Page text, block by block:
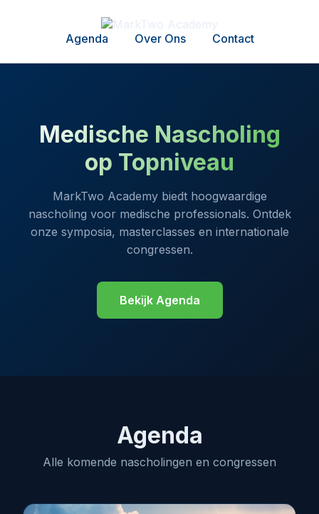
Agenda Over Ons Contact
Medische Nascholing
op Topniveau
MarkTwo Academy biedt hoogwaardige
nascholing voor medische professionals. Ontdek
onze symposia, masterclasses en internationale
congressen.
Bekijk Agenda
Agenda
Alle komende nascholingen en congressen